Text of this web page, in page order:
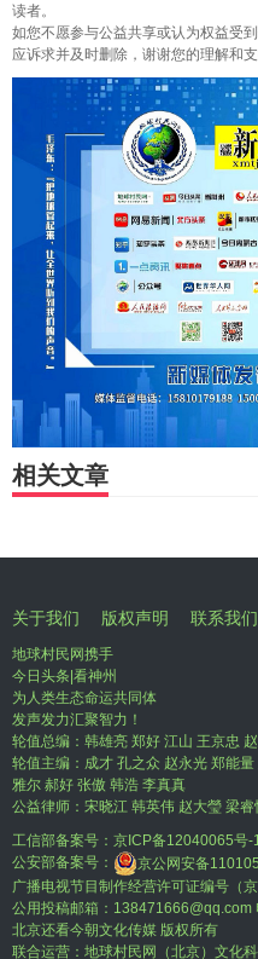
读者。
如您不愿参与公益共享或认为权益受
应诉求并及时删除，谢谢您的理解和支
相关文章
关于我们 版权声明 联系我们
地球村民网携手
今日头条|看神州
为人类生态命运共同体
发声发力汇聚智力！
轮值总编：韩雄亮 郑好 江山 王京忠
轮值主编：成才 孔之众 赵永光 郑能
雅尔 郝好 张傲 韩浩 李真真
公益律师：宋晓江 韩英伟 赵大瑩 梁
工信部备案号： 京ICP备12040065号-
公安部备案号：
京公网安备
广播电视节目制作经营许可证编号（
公用投稿邮箱：
北京还看今朝文化传媒 版权所有
联合运营：地球村民网（北京）文化